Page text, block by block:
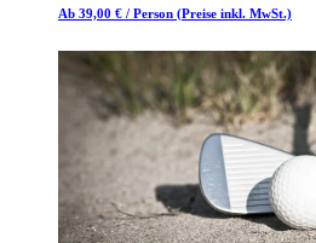
Ab 39,00 € / Person (Preise inkl. MwSt.)